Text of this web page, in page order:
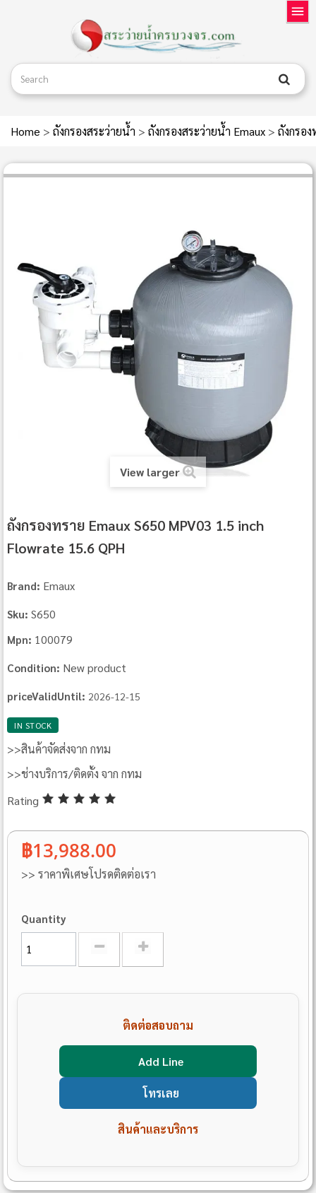
Home > ถังกรองสระว่ายน้ำ > ถังกรองสระว่ายน้ำ Emaux > ถังกรอ
View larger
ถังกรองทราย Emaux S650 MPV03 1.5 inch
Flowrate 15.6 QPH
Brand: Emaux
Sku: S650
Mpn: 100079
Condition: New product
priceValidUntil: 2026-12-15
IN STOCK
>>สินค้าจัดส่งจาก กทม
>>ช่างบริการ/ติดตั้ง จาก กทม
Rating
฿13,988.00
>> ราคาพิเศษโปรดติดต่อเรา
Quantity
ติดต่อสอบถาม
Add Line
โทรเลย
สินค้าและบริการ